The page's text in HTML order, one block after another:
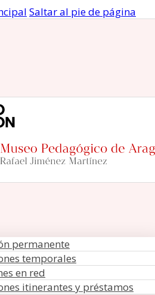
Saltar al pie de página
permanente
temporales
en red
itinerantes y préstamos